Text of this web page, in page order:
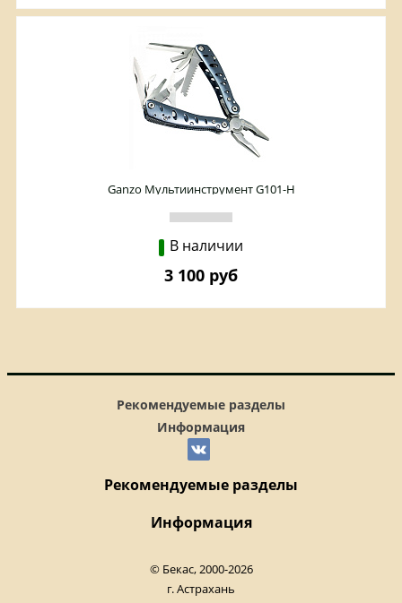
Ganzo Мультиинструмент G101-H
В наличии
3 100 руб
Рекомендуемые разделы
Информация
Рекомендуемые разделы
Информация
© Бекас, 2000-2026
г. Астрахань